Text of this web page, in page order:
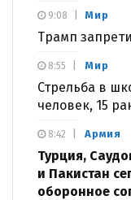
Мир
Трамп
9:08
Мир
Стрельба в
человек, 15
8:55
Армия
Турция,
и Пакистан
оборонное
8:42